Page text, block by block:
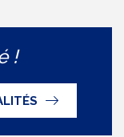
!